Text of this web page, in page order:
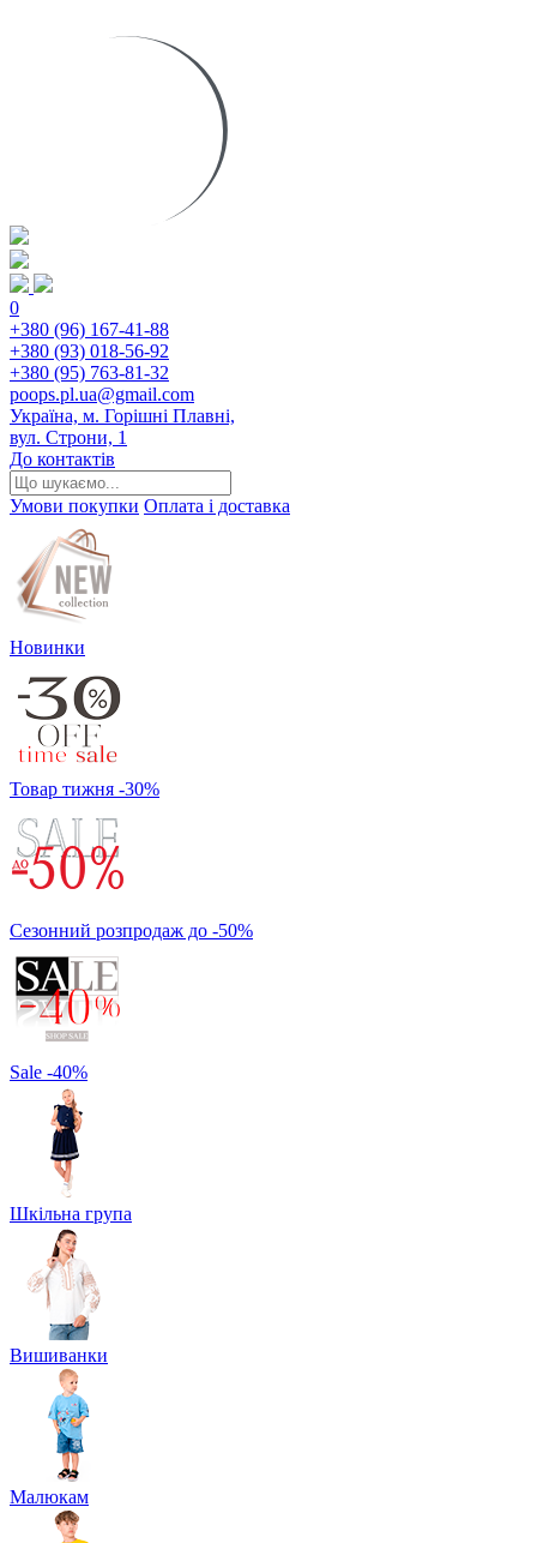
0
+380 (96) 167-41-88
+380 (93) 018-56-92
+380 (95) 763-81-32
poops.pl.ua@gmail.com
Україна, м. Горішні Плавні,
вул. Строни, 1
До контактів
Умови покупки Оплата і доставка
Новинки
Товар тижня -30%
Сезонний розпродаж до -50%
Sale -40%
Шкільна група
Вишиванки
Малюкам